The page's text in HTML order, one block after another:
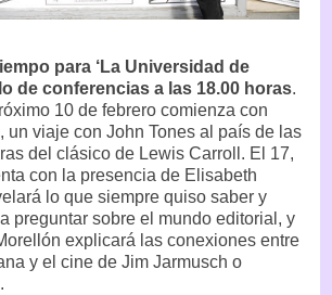
para ‘La Universidad de
de conferencias a las 18.00 horas.
10 de febrero comienza con
un viaje con John Tones al país de las
del clásico de Lewis Carroll. El 17,
con la presencia de Elisabeth
lo que siempre quiso saber y
preguntar sobre el mundo editorial, y
explicará las conexiones entre
y el cine de Jim Jarmusch o